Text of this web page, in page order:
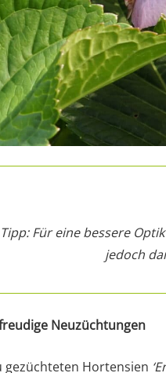
Tipp: Für eine bessere
jedoch
Neuzüchtungen
gezüchteten Hortensien